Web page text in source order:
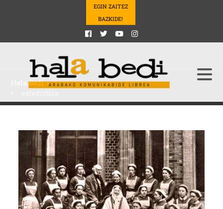
EGIN ZAITEZ
BAZKIDE!
Hala Bedi>